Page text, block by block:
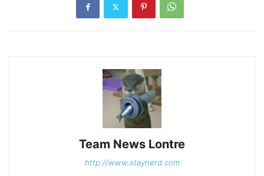
Team News Lontre
http://www.staynerd.com